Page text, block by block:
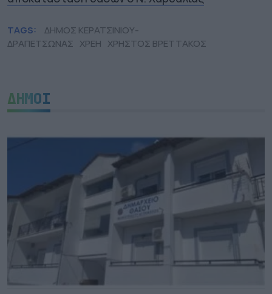
TAGS:
ΔΗΜΟΣ ΚΕΡΑΤΣΙΝΙΟΥ-
ΔΡΑΠΕΤΣΩΝΑΣ ΧΡΕΗ ΧΡΗΣΤΟΣ ΒΡΕΤΤΑΚΟΣ
ΔΗΜΟΙ